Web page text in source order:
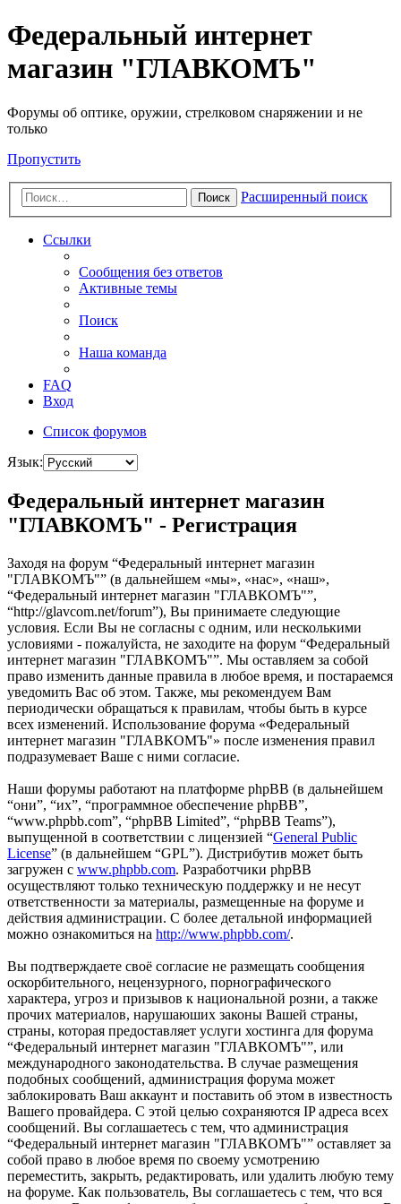
Федеральный интернет
магазин "ГЛАВКОМЪ"
Форумы об оптике, оружии, стрелковом снаряжении и не
только
Пропустить
Поиск Расширенный поиск
Ссылки
Сообщения без ответов
Активные темы
Поиск
Наша команда
FAQ
Вход
Список форумов
Язык:
Федеральный интернет магазин
"ГЛАВКОМЪ" - Регистрация
Заходя на форум “Федеральный интернет магазин
"ГЛАВКОМЪ"” (в дальнейшем «мы», «нас», «наш»,
“Федеральный интернет магазин "ГЛАВКОМЪ"”,
“http://glavcom.net/forum”), Вы принимаете следующие
условия. Если Вы не согласны с одним, или несколькими
условиями - пожалуйста, не заходите на форум “Федеральный
интернет магазин "ГЛАВКОМЪ"”. Мы оставляем за собой
право изменить данные правила в любое время, и постараемся
уведомить Вас об этом. Также, мы рекомендуем Вам
периодически обращаться к правилам, чтобы быть в курсе
всех изменений. Использование форума «Федеральный
интернет магазин "ГЛАВКОМЪ"» после изменения правил
подразумевает Ваше с ними согласие.
Наши форумы работают на платформе phpBB (в дальнейшем
“они”, “их”, “программное обеспечение phpBB”,
“www.phpbb.com”, “phpBB Limited”, “phpBB Teams”),
выпущенной в соответствии с лицензией “General Public
License” (в дальнейшем “GPL”). Дистрибутив может быть
загружен с www.phpbb.com. Разработчики phpBB
осуществляют только техническую поддержку и не несут
ответственности за материалы, размещенные на форуме и
действия администрации. С более детальной информацией
можно ознакомиться на http://www.phpbb.com/.
Вы подтверждаете своё согласие не размещать сообщения
оскорбительного, нецензурного, порнографического
характера, угроз и призывов к национальной розни, а также
прочих материалов, нарушаюших законы Вашей страны,
страны, которая предоставляет услуги хостинга для форума
“Федеральный интернет магазин "ГЛАВКОМЪ"”, или
международного законодательства. В случае размещения
подобных сообщений, администрация форума может
заблокировать Ваш аккаунт и поставить об этом в известность
Вашего провайдера. С этой целью сохраняются IP адреса всех
сообщений. Вы соглашаетесь с тем, что администрация
“Федеральный интернет магазин "ГЛАВКОМЪ"” оставляет за
собой право в любое время по своему усмотрению
переместить, закрыть, редактировать, или удалить любую тему
на форуме. Как пользователь, Вы соглашаетесь с тем, что вся